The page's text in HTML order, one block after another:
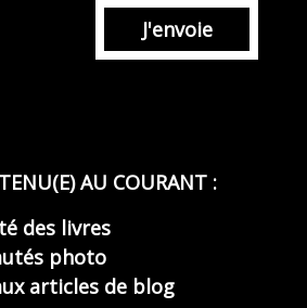
J'envoie
AU COURANT :
des livres
photo
articles de blog